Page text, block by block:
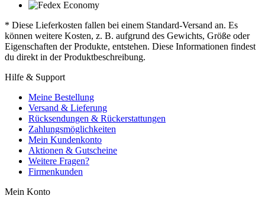
* Diese Lieferkosten fallen bei einem Standard-Versand an. Es
können weitere Kosten, z. B. aufgrund des Gewichts, Größe oder
Eigenschaften der Produkte, entstehen. Diese Informationen findest
du direkt in der Produktbeschreibung.
Hilfe & Support
Meine Bestellung
Versand & Lieferung
Rücksendungen & Rückerstattungen
Zahlungsmöglichkeiten
Mein Kundenkonto
Aktionen & Gutscheine
Weitere Fragen?
Firmenkunden
Mein Konto